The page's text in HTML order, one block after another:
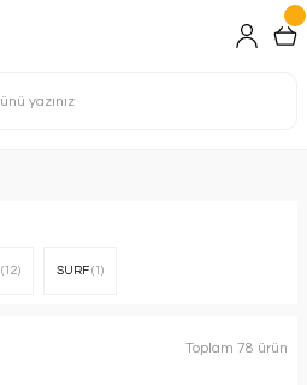
(12) SURF (1)
Toplam 78 ürün